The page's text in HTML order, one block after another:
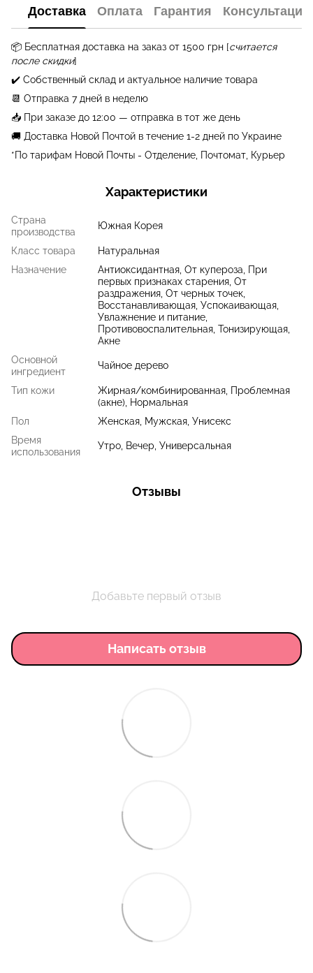
Доставка Оплата Гарантия Консультация
📦 Бесплатная доставка на заказ от 1500 грн [считается
после скидки]
✔️ Собственный склад и актуальное наличие товара
📆 Отправка 7 дней в неделю
📥 При заказе до 12:00 — отправка в тот же день
🚚 Доставка Новой Почтой в течение 1-2 дней по Украине
*По тарифам Новой Почты - Отделение, Почтомат, Курьер
Характеристики
Страна
производства
Южная Корея
Класс товара
Натуральная
Назначение
Антиоксидантная, От купероза, При
первых признаках старения, От
раздражения, От черных точек,
Восстанавливающая, Успокаивающая,
Увлажнение и питание,
Противовоспалительная, Тонизирующая,
Акне
Основной
ингредиент
Чайное дерево
Тип кожи
Жирная/комбинированная, Проблемная
(акне), Нормальная
Пол
Женская, Мужская, Унисекс
Время
использования
Утро, Вечер, Универсальная
Отзывы
Добавьте первый отзыв
Написать отзыв